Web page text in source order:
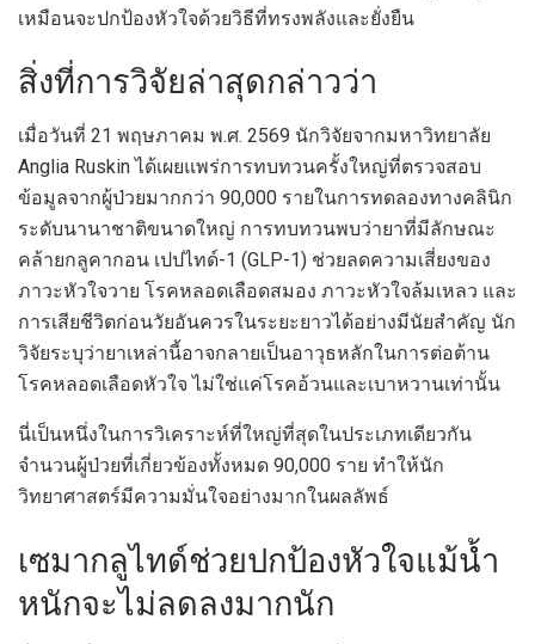
เหมือนจะปกป้องหัวใจด้วยวิธีที่ทรงพลังและยั่งยืน
สิ่งที่การวิจัยล่าสุดกล่าวว่า
เมื่อวันที่ 21 พฤษภาคม พ.ศ. 2569 นักวิจัยจากมหาวิทยาลัย
Anglia Ruskin ได้เผยแพร่การทบทวนครั้งใหญ่ที่ตรวจสอบ
ข้อมูลจากผู้ป่วยมากกว่า 90,000 รายในการทดลองทางคลินิก
ระดับนานาชาติขนาดใหญ่ การทบทวนพบว่ายาที่มีลักษณะ
คล้ายกลูคากอน เปปไทด์-1 (GLP-1) ช่วยลดความเสี่ยงของ
ภาวะหัวใจวาย โรคหลอดเลือดสมอง ภาวะหัวใจล้มเหลว และ
การเสียชีวิตก่อนวัยอันควรในระยะยาวได้อย่างมีนัยสำคัญ นัก
วิจัยระบุว่ายาเหล่านี้อาจกลายเป็นอาวุธหลักในการต่อต้าน
โรคหลอดเลือดหัวใจ ไม่ใช่แค่โรคอ้วนและเบาหวานเท่านั้น
นี่เป็นหนึ่งในการวิเคราะห์ที่ใหญ่ที่สุดในประเภทเดียวกัน
จำนวนผู้ป่วยที่เกี่ยวข้องทั้งหมด 90,000 ราย ทำให้นัก
วิทยาศาสตร์มีความมั่นใจอย่างมากในผลลัพธ์
เซมากลูไทด์ช่วยปกป้องหัวใจแม้น้ำ
หนักจะไม่ลดลงมากนัก